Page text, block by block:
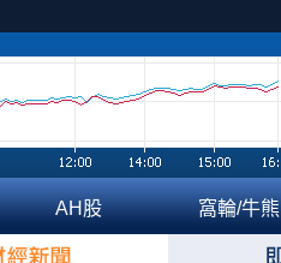
AH股 窩輪/牛熊